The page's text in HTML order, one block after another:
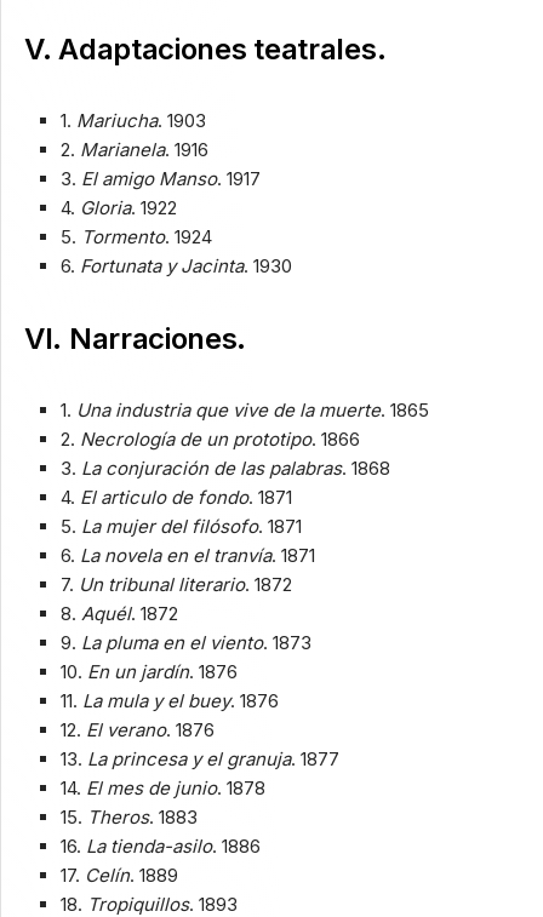
V. Adaptaciones teatrales.
1. Mariucha. 1903
2. Marianela. 1916
3. El amigo Manso. 1917
4. Gloria. 1922
5. Tormento. 1924
6. Fortunata y Jacinta. 1930
VI. Narraciones.
1. Una industria que vive de la muerte. 1865
2. Necrología de un prototipo. 1866
3. La conjuración de las palabras. 1868
4. El articulo de fondo. 1871
5. La mujer del filósofo. 1871
6. La novela en el tranvía. 1871
7. Un tribunal literario. 1872
8. Aquél. 1872
9. La pluma en el viento. 1873
10. En un jardín. 1876
11. La mula y el buey. 1876
12. El verano. 1876
13. La princesa y el granuja. 1877
14. El mes de junio. 1878
15. Theros. 1883
16. La tienda-asilo. 1886
17. Celín. 1889
18. Tropiquillos. 1893